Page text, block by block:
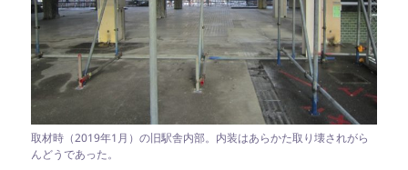
取材時（2019年1月）の旧駅舎内部。内装はあらかた取り壊されがら
んどうであった。